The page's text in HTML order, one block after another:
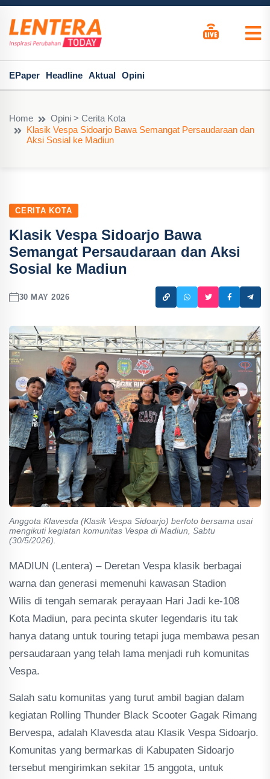
EPaper Headline Aktual Opini
Home
Opini > Cerita Kota
Klasik Vespa Sidoarjo Bawa Semangat Persaudaraan dan
Aksi Sosial ke Madiun
CERITA KOTA
Klasik Vespa Sidoarjo Bawa
Semangat Persaudaraan dan Aksi
Sosial ke Madiun
30 MAY 2026
Anggota Klavesda (Klasik Vespa Sidoarjo) berfoto bersama usai
mengikuti kegiatan komunitas Vespa di Madiun, Sabtu
(30/5/2026).
MADIUN (Lentera) – Deretan Vespa klasik berbagai
warna dan generasi memenuhi kawasan Stadion
Wilis di tengah semarak perayaan Hari Jadi ke-108
Kota Madiun, para pecinta skuter legendaris itu tak
hanya datang untuk touring tetapi juga membawa pesan
persaudaraan yang telah lama menjadi ruh komunitas
Vespa.
Salah satu komunitas yang turut ambil bagian dalam
kegiatan Rolling Thunder Black Scooter Gagak Rimang
Bervespa, adalah Klavesda atau Klasik Vespa Sidoarjo.
Komunitas yang bermarkas di Kabupaten Sidoarjo
tersebut mengirimkan sekitar 15 anggota, untuk